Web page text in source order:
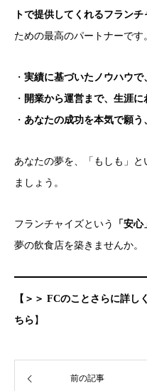
トで提供してくれるフランチ
ための最高のパートナーです
・ 実績に基づいたノウハウ
・ 開業から運営まで、生涯
・ あなたの成功を本気で願
あなたの夢を、「もしも」
ましょう。
フランチャイズという 「安心
夢の飲食店を築きませんか。
【＞＞ FCのことさらに詳し
ちら 】
前の記事